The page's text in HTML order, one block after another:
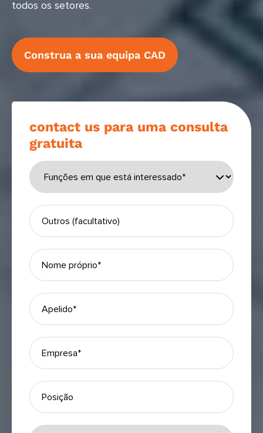
todos os setores.
Construa a sua equipa CAD
contact us para uma consulta
gratuita